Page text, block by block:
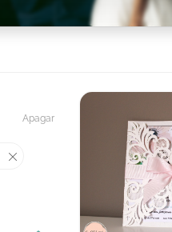
Apagar